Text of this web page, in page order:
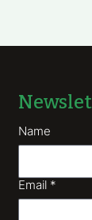
Name
Email *